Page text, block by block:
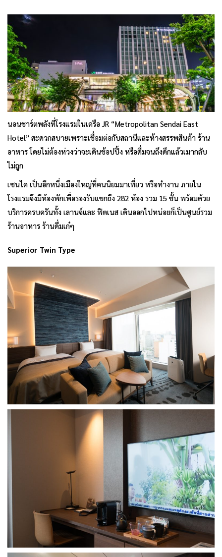
นอนชาร์ตพลังที่โรงแรมในเครือ JR “Metropolitan Sendai East
Hotel” สะดวกสบายเพราะเชื่อมต่อกับสถานีและห้างสรรพสินค้า ร้าน
อาหาร โดยไม่ต้องห่วงว่าจะเดินช้อปปิ้ง หรือดื่มจนถึงดึกแล้วเมากลับ
ไม่ถูก
เซนได เป็นอีกหนึ่งเมืองใหญ่ที่คนนิยมมาเที่ยว หรือทำงาน ภายใน
โรงแรมจึงมีห้องพักเพื่อรองรับแขกถึง 282 ห้อง รวม 15 ชั้น พร้อมด้วย
บริการครบครันทั้ง เลานจ์และ ฟิตเนส เดินออกไปหน่อยก็เป็นศูนย์รวม
ร้านอาหาร ร้านดื่มเก๋ๆ
Superior Twin Type